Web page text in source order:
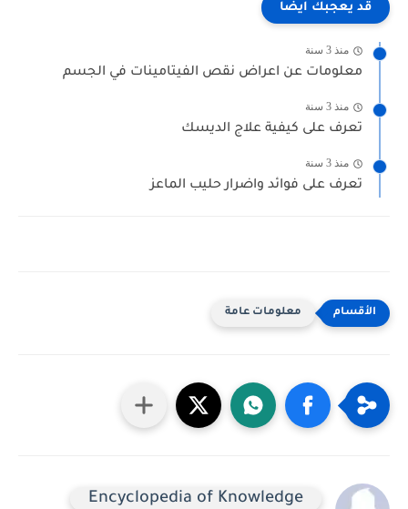
قد يعجبك ايضا
منذ 3 سنة
معلومات عن اعراض نقص الفيتامينات في الجسم
منذ 3 سنة
تعرف على كيفية علاج الديسك
منذ 3 سنة
تعرف على فوائد واضرار حليب الماعز
معلومات عامة
Encyclopedia of Knowledge